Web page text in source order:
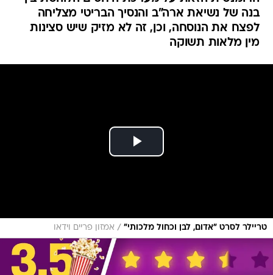
בנה של נשיאת ארה"ב והנסיך הבריטי מצליחה
לפצח את הנוסחה, וכן, זה לא מזיק שיש סצינות
מין מלאות תשוקה
טריילר לסרט "אדום, לבן וכחול מלכותי" / אמזון פריים וידאו